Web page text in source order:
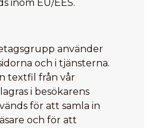
inom EU/EES.
använder
och i tjänsterna.
textfil från vår
i besökarens
för att samla in
och för att